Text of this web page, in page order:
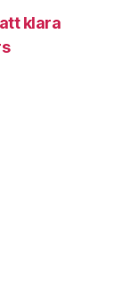
klara